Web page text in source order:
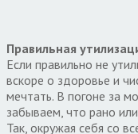
Правильная
Если правильно не
вскоре о здоровье и
мечтать. В погоне за
забываем, что рано
Так, окружая себя со